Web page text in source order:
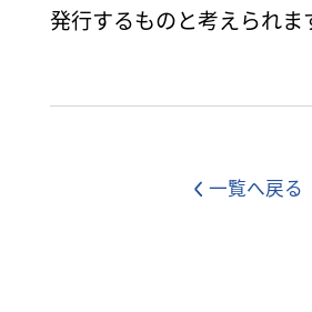
発行するものと考えられま
一覧へ戻る